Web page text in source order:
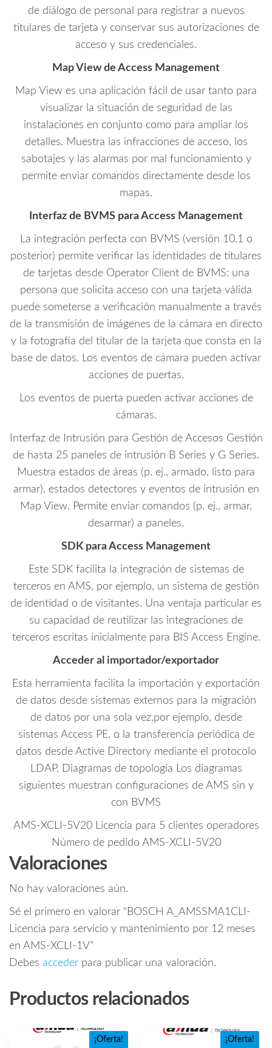
de diálogo de personal para registrar a nuevos
titulares de tarjeta y conservar sus autorizaciones de
acceso y sus credenciales.
Map View de Access Management
Map View es una aplicación fácil de usar tanto para
visualizar la situación de seguridad de las
instalaciones en conjunto como para ampliar los
detalles. Muestra las infracciones de acceso, los
sabotajes y las alarmas por mal funcionamiento y
permite enviar comandos directamente desde los
mapas.
Interfaz de BVMS para Access Management
La integración perfecta con BVMS (versión 10.1 o
posterior) permite verificar las identidades de titulares
de tarjetas desde Operator Client de BVMS: una
persona que solicita acceso con una tarjeta válida
puede someterse a verificación manualmente a través
de la transmisión de imágenes de la cámara en directo
y la fotografía del titular de la tarjeta que consta en la
base de datos. Los eventos de cámara pueden activar
acciones de puertas.
Los eventos de puerta pueden activar acciones de
cámaras.
Interfaz de Intrusión para Gestión de Accesos Gestión
de hasta 25 paneles de intrusión B Series y G Series.
Muestra estados de áreas (p. ej., armado, listo para
armar), estados detectores y eventos de intrusión en
Map View. Permite enviar comandos (p. ej., armar,
desarmar) a paneles.
SDK para Access Management
Este SDK facilita la integración de sistemas de
terceros en AMS, por ejemplo, un sistema de gestión
de identidad o de visitantes. Una ventaja particular es
su capacidad de reutilizar las integraciones de
terceros escritas inicialmente para BIS Access Engine.
Acceder al importador/exportador
Esta herramienta facilita la importación y exportación
de datos desde sistemas externos para la migración
de datos por una sola vez,por ejemplo, desde
sistemas Access PE, o la transferencia periódica de
datos desde Active Directory mediante el protocolo
LDAP. Diagramas de topología Los diagramas
siguientes muestran configuraciones de AMS sin y
con BVMS
AMS-XCLI-5V20 Licencia para 5 clientes operadores
Número de pedido AMS-XCLI-5V20
Valoraciones
No hay valoraciones aún.
Sé el primero en valorar “BOSCH A_AMSSMA1CLI-
Licencia para servicio y mantenimiento por 12 meses
en AMS-XCLI-1V”
Debes acceder para publicar una valoración.
Productos relacionados
¡Oferta! ¡Oferta!